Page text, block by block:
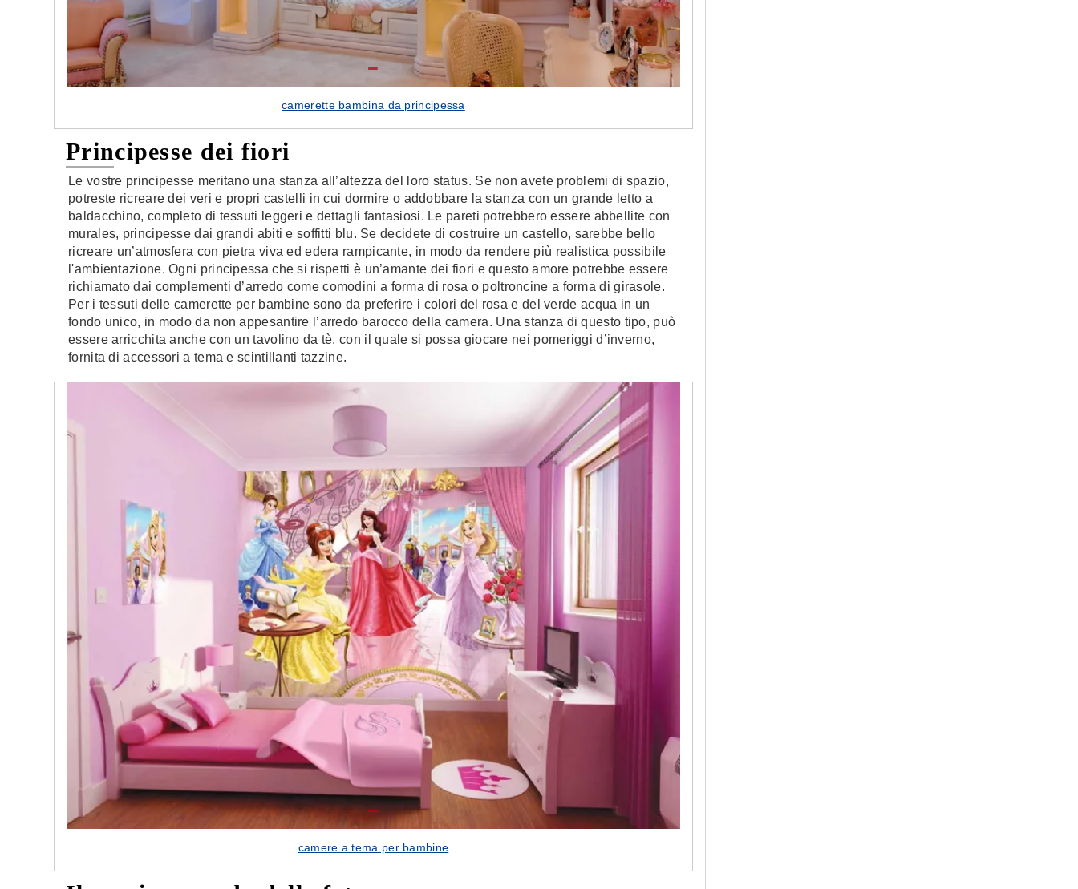
camerette bambina da principessa
Principesse dei fiori
Le vostre principesse meritano una stanza all’altezza del loro status. Se non avete problemi di spazio,
potreste ricreare dei veri e propri castelli in cui dormire o addobbare la stanza con un grande letto a
baldacchino, completo di tessuti leggeri e dettagli fantasiosi. Le pareti potrebbero essere abbellite con
murales, principesse dai grandi abiti e soffitti blu. Se decidete di costruire un castello, sarebbe bello
ricreare un’atmosfera con pietra viva ed edera rampicante, in modo da rendere più realistica possibile
l'ambientazione. Ogni principessa che si rispetti è un’amante dei fiori e questo amore potrebbe essere
richiamato dai complementi d’arredo come comodini a forma di rosa o poltroncine a forma di girasole.
Per i tessuti delle camerette per bambine sono da preferire i colori del rosa e del verde acqua in un
fondo unico, in modo da non appesantire l’arredo barocco della camera. Una stanza di questo tipo, può
essere arricchita anche con un tavolino da tè, con il quale si possa giocare nei pomeriggi d’inverno,
fornita di accessori a tema e scintillanti tazzine.
camere a tema per bambine